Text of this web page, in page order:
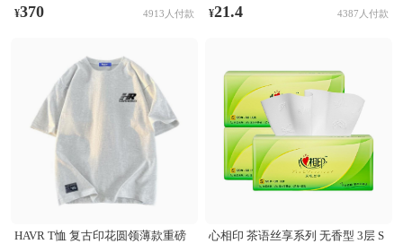
系带防滑耐磨透气玻纤柱竞训支撑
¥370 4913人付款
跳操 TPE 方形 瑜伽垫 AJA001 浅灰
¥21.4 4387人付款
HAVR T恤 复古印花圆领薄款重磅
心相印 茶语丝享系列 无香型 3层 S